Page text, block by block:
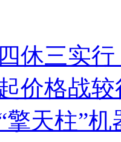
休三实
价格战
擎天柱”